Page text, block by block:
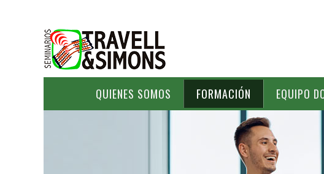
QUIENES SOMOS FORMACIÓN EQUIPO